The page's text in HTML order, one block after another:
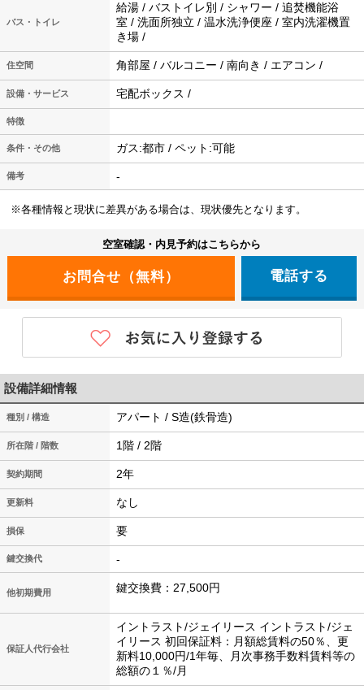
バス・トイレ
給湯 / バストイレ別 / シャワー / 追焚機能浴
室 / 洗面所独立 / 温水洗浄便座 / 室内洗濯機置
き場 /
住空間 角部屋 / バルコニー / 南向き / エアコン /
設備・サービス 宅配ボックス /
特徴
条件・その他 ガス:都市 / ペット:可能
備考 -
※各種情報と現状に差異がある場合は、現状優先となります。
空室確認・内見予約はこちらから
電話する
設備詳細情報
種別 / 構造 アパート / S造(鉄骨造)
所在階 / 階数 1階 / 2階
契約期間 2年
更新料 なし
損保 要
鍵交換代 -
他初期費用 鍵交換費：27,500円
保証人代行会社
イントラスト/ジェイリース イントラスト/ジェ
イリース 初回保証料：月額総賃料の50％、更
新料10,000円/1年毎、月次事務手数料賃料等の
総額の１％/月